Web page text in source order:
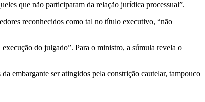
que não participaram da relação jurídica processual”.
reconhecidos como tal no título executivo, “não
do julgado”. Para o ministro, a súmula revela o
embargante ser atingidos pela constrição cautelar, tampouco